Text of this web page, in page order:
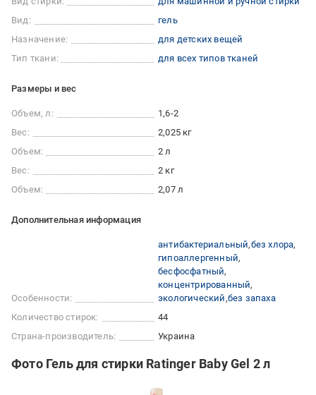
Вид:
гель
Назначение:
для детских вещей
Тип ткани:
для всех типов тканей
Размеры и вес
Объем, л:
1,6-2
Вес:
2,025 кг
Объем:
2 л
Вес:
2 кг
Объем:
2,07 л
Дополнительная информация
Особенности:
антибактериальный без хлора
гипоаллергенный
бесфосфатный
концентрированный
экологический без запаха
Количество стирок:
44
Страна-производитель:
Украина
Фото Гель для стирки Ratinger Baby Gel 2 л